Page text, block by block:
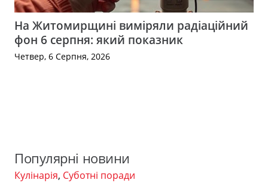
На Житомирщині виміряли радіаційний
фон 6 серпня: який показник
Четвер, 6 Серпня, 2026
Популярні новини
Кулінарія, Суботні поради